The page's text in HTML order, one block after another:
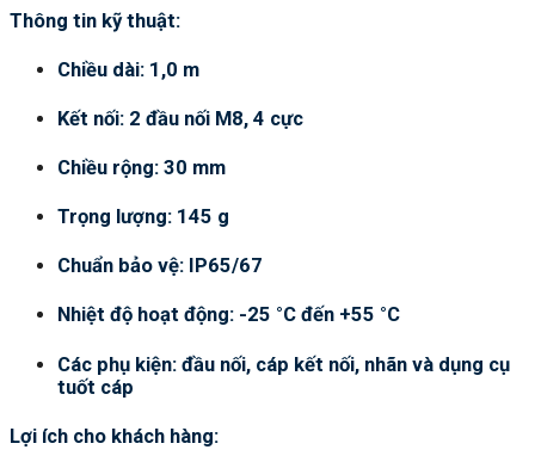
Thông tin kỹ thuật:
Chiều dài: 1,0 m
Kết nối: 2 đầu nối M8, 4 cực
Chiều rộng: 30 mm
Trọng lượng: 145 g
Chuẩn bảo vệ: IP65/67
Nhiệt độ hoạt động: -25 °C đến +55 °C
Các phụ kiện: đầu nối, cáp kết nối, nhãn và dụng cụ
tuốt cáp
Lợi ích cho khách hàng: